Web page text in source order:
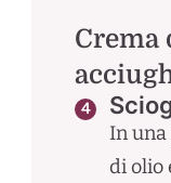
Crema
In una
di olio